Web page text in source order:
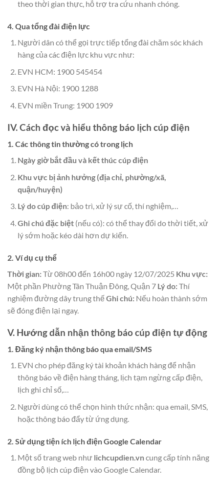
theo thời gian thực, hỗ trợ tra cứu nhanh chóng.
4. Qua tổng đài điện lực
Người dân có thể gọi trực tiếp tổng đài chăm sóc khách
hàng của các điện lực khu vực như:
EVN HCM: 1900 545454
EVN Hà Nội: 1900 1288
EVN miền Trung: 1900 1909
IV. Cách đọc và hiểu thông báo lịch cúp điện
1. Các thông tin thường có trong lịch
Ngày giờ bắt đầu và kết thúc cúp điện
Khu vực bị ảnh hưởng (địa chỉ, phường/xã,
quận/huyện)
Lý do cúp điện: bảo trì, xử lý sự cố, thí nghiệm,…
Ghi chú đặc biệt(nếu có): có thể thay đổi do thời tiết, xử
lý sớm hoặc kéo dài hơn dự kiến.
2. Ví dụ cụ thể
Thời gian:Từ 08h00 đến 16h00 ngày 12/07/2025 Khu vực:
Một phần Phường Tân Thuận Đông, Quận 7 Lý do:Thí
nghiệm đường dây trung thếGhi chú: Nếu hoàn thành sớm
sẽ đóng điện lại ngay.
V. Hướng dẫn nhận thông báo cúp điện tự động
1. Đăng ký nhận thông báo qua email/SMS
EVN cho phép đăng ký tài khoản khách hàng để nhận
thông báo về điện hàng tháng, lịch tạm ngừng cấp điện,
lịch ghi chỉ số,…
Người dùng có thể chọn hình thức nhận: qua email, SMS,
hoặc thông báo đẩy từ ứng dụng.
2. Sử dụng tiện ích lịch điện Google Calendar
Một số trang web như lichcupdien.vncung cấp tính năng
đồng bộ lịch cúp điện vào Google Calendar.